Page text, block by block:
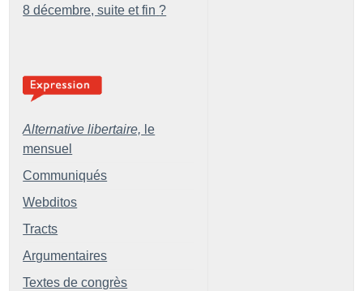
8 décembre, suite et fin ?
Alternative libertaire, le
mensuel
Communiqués
Webditos
Tracts
Argumentaires
Textes de congrès